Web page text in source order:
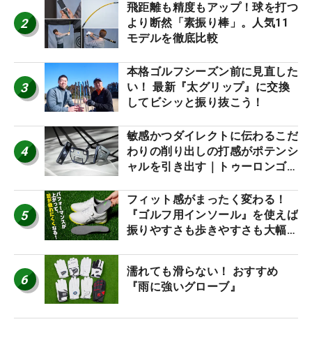
2
飛距離も精度もアップ！球を打つ
より断然「素振り棒」。人気11
モデルを徹底比較
3
本格ゴルフシーズン前に見直した
い！ 最新『太グリップ』に交換
してビシッと振り抜こう！
4
敏感かつダイレクトに伝わるこだ
わりの削り出しの打感がポテンシ
ャルを引き出す｜トゥーロンゴル
ッド
5
フィット感がまったく変わる！
『ゴルフ用インソール』を使えば
振りやすさも歩きやすさも大幅に
6
濡れても滑らない！ おすすめ
『雨に強いグローブ』